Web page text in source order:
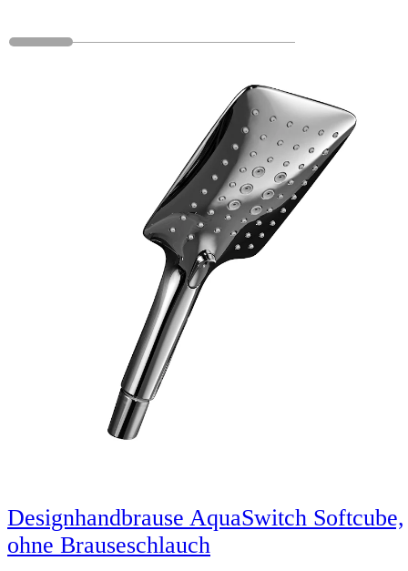
Designhandbrause AquaSwitch Softcube,
ohne Brauseschlauch